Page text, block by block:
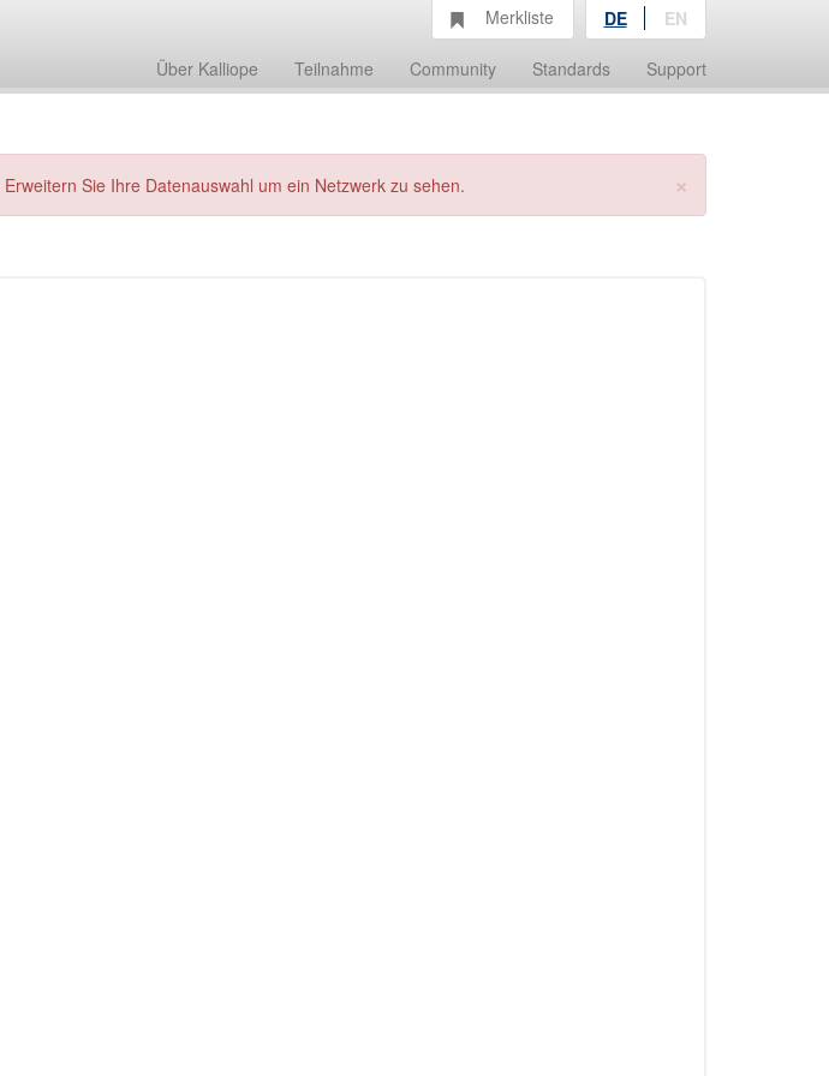
Über Kalliope Teilnahme Community Standards Support
Merkliste DE EN
×
Erweitern Sie Ihre Datenauswahl um ein Netzwerk zu sehen.